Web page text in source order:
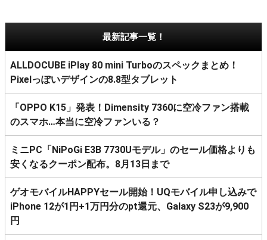
最新記事一覧！
ALLDOCUBE iPlay 80 mini Turboのスペックまとめ！
Pixelっぽいデザインの8.8型タブレット
「OPPO K15」発表！Dimensity 7360に空冷ファン搭載
のスマホ…本当に空冷ファンいる？
ミニPC「NiPoGi E3B 7730Uモデル」のセール価格よりも
安くなるクーポン配布。8月13日まで
ゲオモバイルHAPPYセール開始！UQモバイル申し込みで
iPhone 12が1円+1万円分のpt還元、Galaxy S23が9,900
円